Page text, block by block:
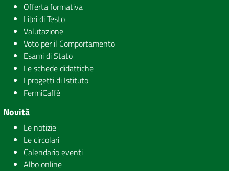
Offerta formativa
Libri di Testo
Valutazione
Voto per il Comportamento
Esami di Stato
Le schede didattiche
I progetti di Istituto
FermiCaffè
Novità
Le notizie
Le circolari
Calendario eventi
Albo online